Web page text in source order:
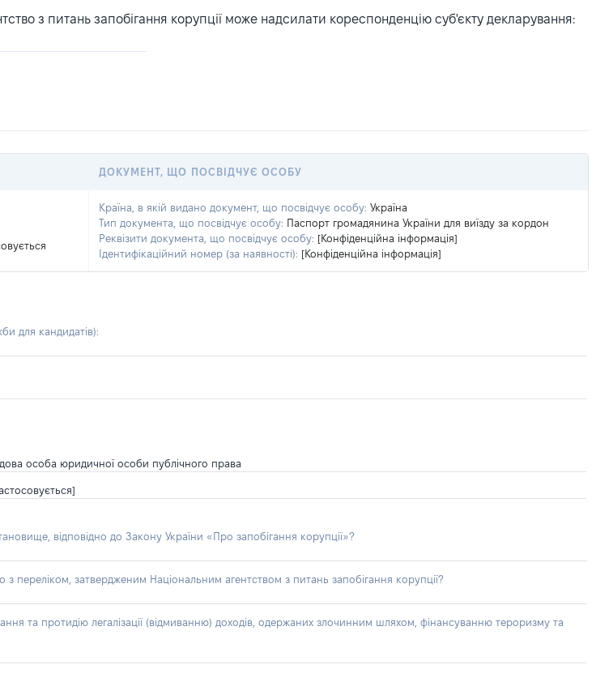
з питань запобігання корупції може надсилати кореспонденцію суб'єкту декларування:
ДОКУМЕНТ, ЩО ПОСВІДЧУЄ ОСОБУ
Країна, в якій видано документ, що посвідчує особу: Україна
Тип документа, що посвідчує особу: Паспорт громадянина України для виїзду за кордон
Реквізити документа, що посвідчує особу: [Конфіденційна інформація]
Ідентифікаційний номер (за наявності): [Конфіденційна інформація]
для кандидатів):
особа юридичної особи публічного права
відповідно до Закону України «Про запобігання корупції»?
переліком, затвердженим Національним агентством з питань запобігання корупції?
та протидію легалізації (відмиванню) доходів, одержаних злочинним шляхом, фінансуванню тероризму та